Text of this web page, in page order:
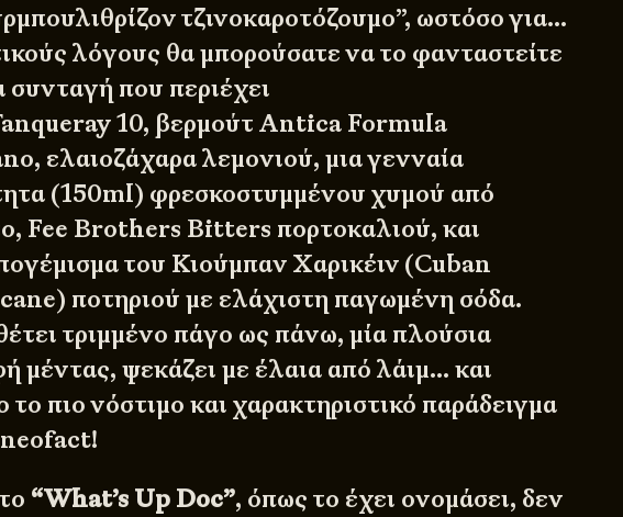
τζινοκαροτόζουμο”, ωστόσο για…
λόγους θα μπορούσατε να το φανταστείτε
συνταγή που περιέχει
10, βερμούτ Antica Formula
ελαιοζάχαρα λεμονιού, μια γενναία
(150ml) φρεσκοστυμμένου χυμού από
Fee Brothers Bitters πορτοκαλιού, και
του Κιούμπαν Χαρικέιν (Cuban
ποτηριού με ελάχιστη παγωμένη σόδα.
τριμμένο πάγο ως πάνω, μία πλούσια
μέντας, ψεκάζει με έλαια από λάιμ… και
το πιο νόστιμο και χαρακτηριστικό παράδειγμα
“What’s Up Doc”, όπως το έχει ονομάσει, δεν